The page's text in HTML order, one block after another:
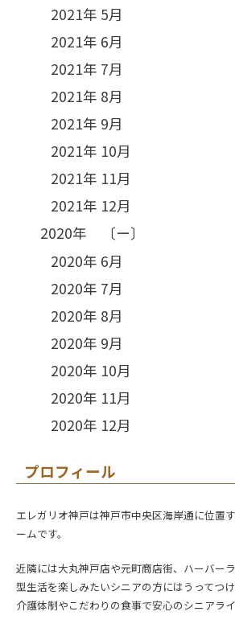
2021年 5月
2021年 6月
2021年 7月
2021年 8月
2021年 9月
2021年 10月
2021年 11月
2021年 12月
2020年 〔ー〕
2020年 6月
2020年 7月
2020年 8月
2020年 9月
2020年 10月
2020年 11月
2020年 12月
プロフィール
エレガリオ神戸は神戸市中央区海岸通に位置
ームです。
近隣には大丸神戸店や元町商店街、ハーバー
型生活を楽しみたいシニアの方にはうってつ
介護体制やこだわりの食事で安心のシニアラ